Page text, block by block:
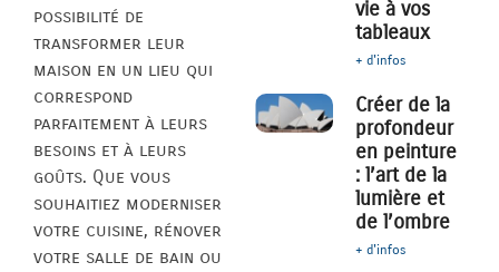
possibilité de
transformer leur
maison en un lieu qui
correspond
parfaitement à leurs
besoins et à leurs
goûts. Que vous
souhaitiez moderniser
votre cuisine, rénover
votre salle de bain ou
vie à vos
tableaux
+ d'infos
Créer de la
profondeur
en peinture
: l’art de la
lumière et
de l’ombre
+ d'infos